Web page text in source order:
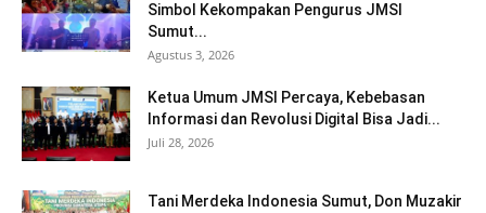
Simbol Kekompakan Pengurus JMSI
Sumut...
Agustus 3, 2026
Ketua Umum JMSI Percaya, Kebebasan
Informasi dan Revolusi Digital Bisa Jadi...
Juli 28, 2026
Tani Merdeka Indonesia Sumut, Don Muzakir